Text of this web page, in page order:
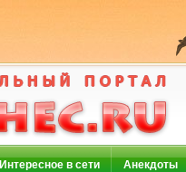
Интересное в сети Анекдоты